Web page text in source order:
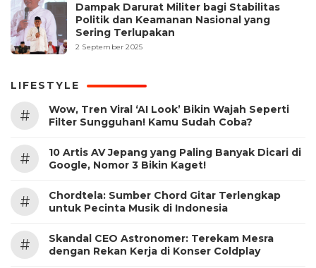
Dampak Darurat Militer bagi Stabilitas
Politik dan Keamanan Nasional yang
Sering Terlupakan
2 September 2025
LIFESTYLE
#
Wow, Tren Viral ‘AI Look’ Bikin Wajah Seperti
Filter Sungguhan! Kamu Sudah Coba?
#
10 Artis AV Jepang yang Paling Banyak Dicari di
Google, Nomor 3 Bikin Kaget!
#
Chordtela: Sumber Chord Gitar Terlengkap
untuk Pecinta Musik di Indonesia
#
Skandal CEO Astronomer: Terekam Mesra
dengan Rekan Kerja di Konser Coldplay